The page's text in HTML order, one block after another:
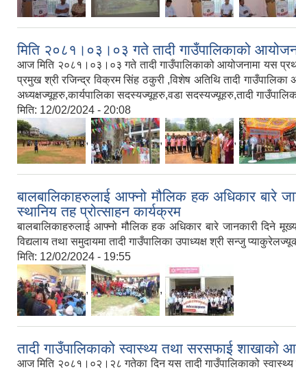
मिति २०८१।०३।०३ गते तादी गाउँपालिकाको
आज मिति २०८१।०३।०३ गते तादी गाउँपालिकाको आयोजनामा यस
प्रमुख श्री रजिन्द्र विक्रम सिंह ठकुरी ,विशेष अतिथि तादी गाउँपालिका
अध्यक्षज्यूहरु,कार्यपालिका सदस्यज्यूहरु,वडा सदस्यज्यूहरु,तादी
मिति: 12/02/2024 - 20:08
, , ,
बालबालिकाहरुलाई आफ्नो मौलिक हक अधिकार बारे
स्थानिय तह प्रोत्साहन कार्यक्रम
बालबालिकाहरुलाई आफ्नो मौलिक हक अधिकार बारे जानकारी दिने
विद्यलाय तथा समुदायमा तादी गाउँपालिका उपाध्यक्ष श्री सन्जु
मिति: 12/02/2024 - 19:55
, ,
तादी गाउँपालिकाको स्वास्थ्य तथा सरसफाई शाखाको
आज मिति २०८१।०२।२८ गतेका दिन यस तादी गाउँपालिकाको स्वास्थ्य